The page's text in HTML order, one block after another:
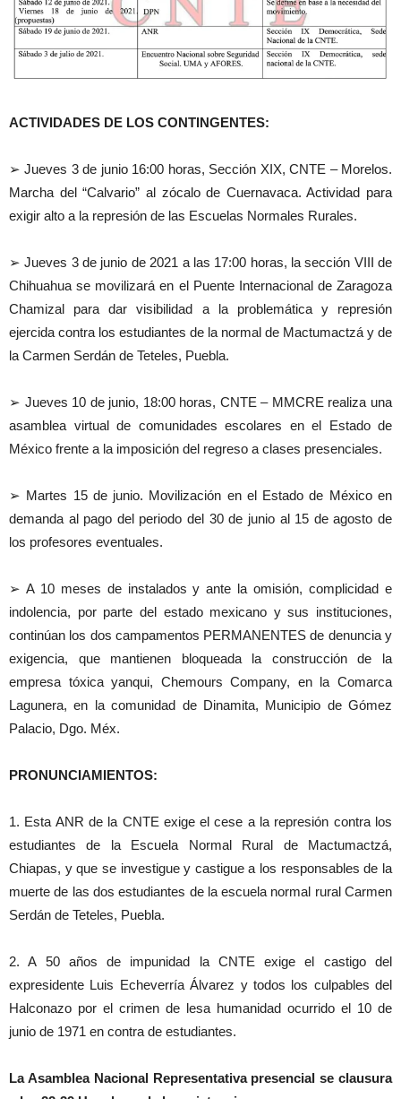
ACTIVIDADES DE LOS CONTINGENTES:
➢ Jueves 3 de junio 16:00 horas, Sección XIX, CNTE – Morelos.
Marcha del “Calvario” al zócalo de Cuernavaca. Actividad para
exigir alto a la represión de las Escuelas Normales Rurales.
➢ Jueves 3 de junio de 2021 a las 17:00 horas, la sección VIII de
Chihuahua se movilizará en el Puente Internacional de Zaragoza
Chamizal para dar visibilidad a la problemática y represión
ejercida contra los estudiantes de la normal de Mactumactzá y de
la Carmen Serdán de Teteles, Puebla.
➢ Jueves 10 de junio, 18:00 horas, CNTE – MMCRE realiza una
asamblea virtual de comunidades escolares en el Estado de
México frente a la imposición del regreso a clases presenciales.
➢ Martes 15 de junio. Movilización en el Estado de México en
demanda al pago del periodo del 30 de junio al 15 de agosto de
los profesores eventuales.
➢ A 10 meses de instalados y ante la omisión, complicidad e
indolencia, por parte del estado mexicano y sus instituciones,
continúan los dos campamentos PERMANENTES de denuncia y
exigencia, que mantienen bloqueada la construcción de la
empresa tóxica yanqui, Chemours Company, en la Comarca
Lagunera, en la comunidad de Dinamita, Municipio de Gómez
Palacio, Dgo. Méx.
PRONUNCIAMIENTOS:
1. Esta ANR de la CNTE exige el cese a la represión contra los
estudiantes de la Escuela Normal Rural de Mactumactzá,
Chiapas, y que se investigue y castigue a los responsables de la
muerte de las dos estudiantes de la escuela normal rural Carmen
Serdán de Teteles, Puebla.
2. A 50 años de impunidad la CNTE exige el castigo del
expresidente Luis Echeverría Álvarez y todos los culpables del
Halconazo por el crimen de lesa humanidad ocurrido el 10 de
junio de 1971 en contra de estudiantes.
La Asamblea Nacional Representativa presencial se clausura